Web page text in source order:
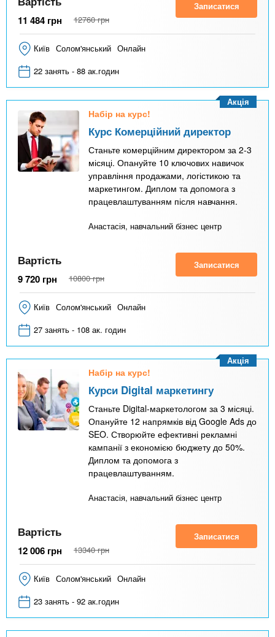
11 484 грн 12760 грн
Записатися
Київ Солом'янський Онлайн
22 занять - 88 ак.годин
Набір на курс!
Курс Комерційний директор
Станьте комерційним директором за 2-3
місяці. Опануйте 10 ключових навичок
управління продажами, логістикою та
маркетингом. Диплом та допомога з
працевлаштуванням після навчання.
Анастасія, навчальний бізнес центр
Акція
Вартість
9 720 грн 10800 грн
Записатися
Київ Солом'янський Онлайн
27 занять - 108 ак. годин
Набір на курс!
Курси Digital маркетингу
Станьте Digital-маркетологом за 3 місяці.
Опануйте 12 напрямків від Google Ads до
SEO. Створюйте ефективні рекламні
кампанії з економією бюджету до 50%.
Диплом та допомога з
працевлаштуванням.
Анастасія, навчальний бізнес центр
Акція
Вартість
12 006 грн 13340 грн
Записатися
Київ Солом'янський Онлайн
23 занять - 92 ак.годин